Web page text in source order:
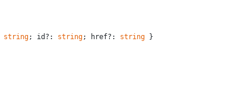
string; id?: string; href?: string }